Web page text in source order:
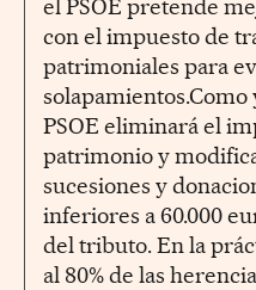
el PSOE pretende
con el impuesto de
patrimoniales para
solapamientos.Como
PSOE eliminará el
patrimonio y
sucesiones y
inferiores a 60.000
del tributo. En la
al 80% de las